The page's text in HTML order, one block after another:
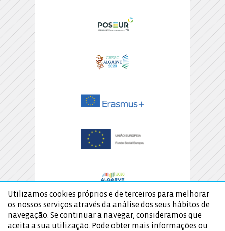
Utilizamos cookies próprios e de terceiros para melhorar
os nossos serviços através da análise dos seus hábitos de
navegação. Se continuar a navegar, consideramos que
aceita a sua utilização. Pode obter mais informações ou